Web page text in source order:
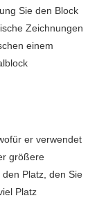
Sie den Block
Zeichnungen
einem
er verwendet
größere
Platz, den Sie
Platz